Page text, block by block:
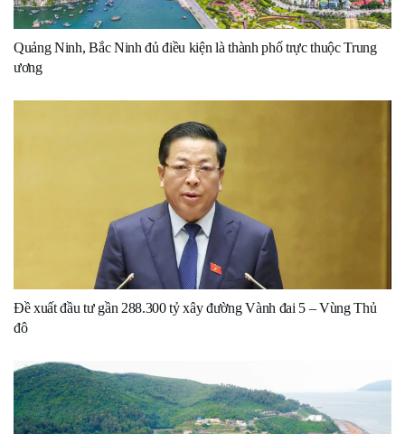
Quảng Ninh, Bắc Ninh đủ điều kiện là thành phố trực thuộc Trung
ương
Đề xuất đầu tư gần 288.300 tỷ xây đường Vành đai 5 – Vùng Thủ
đô